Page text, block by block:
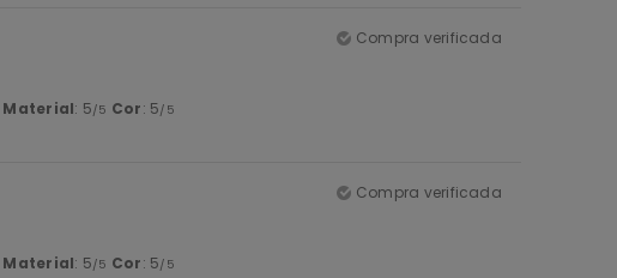
Compra verificada
Material: 5/5 Cor: 5/5
Compra verificada
Material: 5/5 Cor: 5/5